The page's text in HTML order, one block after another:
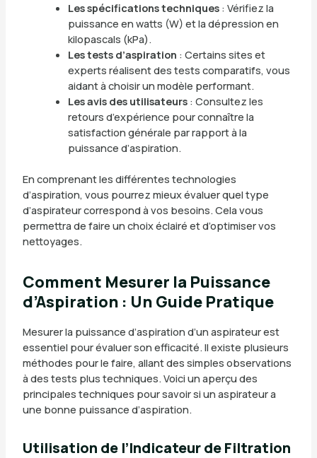
Les spécifications techniques: Vérifiez la
puissance en watts (W) et la dépression en
kilopascals (kPa).
Les tests d’aspiration : Certains sites et
experts réalisent des tests comparatifs, vous
aidant à choisir un modèle performant.
Les avis des utilisateurs: Consultez les
retours d’expérience pour connaître la
satisfaction générale par rapport à la
puissance d’aspiration.
En comprenant les différentes technologies
d’aspiration, vous pourrez mieux évaluer quel type
d’aspirateur correspond à vos besoins. Cela vous
permettra de faire un choix éclairé et d’optimiser vos
nettoyages.
Comment Mesurer la Puissance
d’Aspiration : Un Guide Pratique
Mesurer la puissance d’aspiration d’un aspirateur est
essentiel pour évaluer son efficacité. Il existe plusieurs
méthodes pour le faire, allant des simples observations
à des tests plus techniques. Voici un aperçu des
principales techniques pour savoir si un aspirateur a
une bonne puissance d’aspiration.
Utilisation de l’Indicateur de Filtration